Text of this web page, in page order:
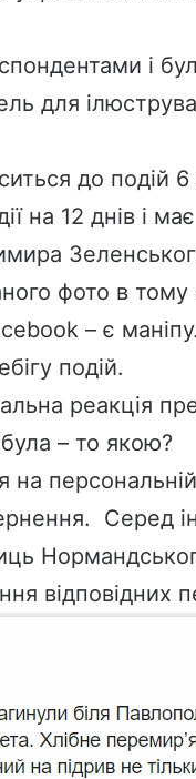
і
для
до подій 6
на 12 днів і
фото в тому
– є
подій.
реакція
– то якою?
на
Серед
відповідних